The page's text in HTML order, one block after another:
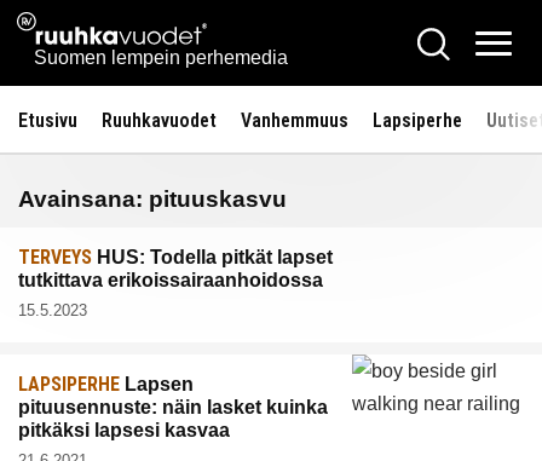
Siirry
sisältöön
Ruuhkavuodet.fi
Suomen lempein perhemedia
Hae
Etusivu Ruuhkavuodet Vanhemmuus Lapsiperhe
Avainsana: pituuskasvu
TERVEYS HUS: Todella pitkät lapset
tutkittava erikoissairaanhoidossa
15.5.2023
LAPSIPERHE Lapsen
pituusennuste: näin lasket kuinka
pitkäksi lapsesi kasvaa